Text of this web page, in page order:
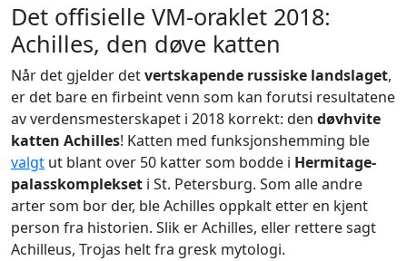
Det offisielle VM-oraklet 2018:
Achilles, den døve katten
Når det gjelder detvertskapende russiske landslaget,
er det bare en firbeint venn som kan forutsi resultatene
av verdensmesterskapet i 2018 korrekt: den døvhvite
katten Achilles! Katten med funksjonshemming ble
valgt ut blant over 50 katter som bodde i Hermitage-
palasskomplekset i St. Petersburg. Som alle andre
arter som bor der, ble Achilles oppkalt etter en kjent
person fra historien. Slik er Achilles, eller rettere sagt
Achilleus, Trojas helt fra gresk mytologi.